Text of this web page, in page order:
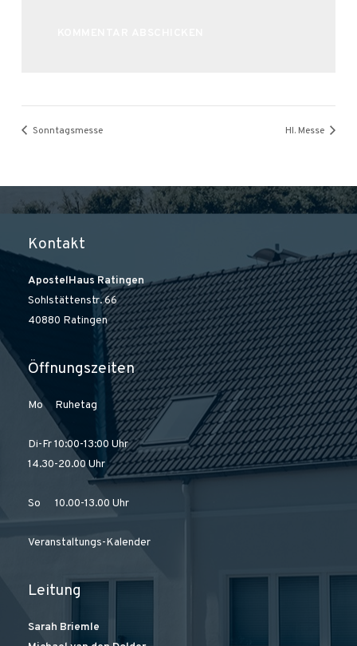
Sonntagsmesse Hl. Messe
Kontakt
ApostelHaus Ratingen
Sohlstättenstr. 66
40880 Ratingen
Öffnungszeiten
Mo Ruhetag
Di-Fr 10:00-13:00 Uhr
14.30-20.00 Uhr
So 10.00-13.00 Uhr
Veranstaltungs-Kalender
Leitung
Sarah Briemle